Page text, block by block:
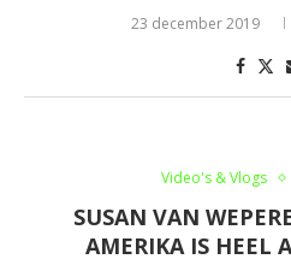
23 december 2019
Video's & Vlogs
SUSAN VAN
AMERIKA IS HEEL